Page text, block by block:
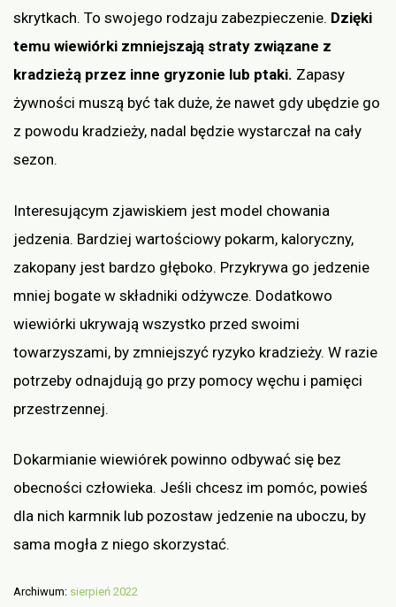
skrytkach. To swojego rodzaju zabezpieczenie. Dzięki
temu wiewiórki zmniejszają straty związane z
kradzieżą przez inne gryzonie lub ptaki. Zapasy
żywności muszą być tak duże, że nawet gdy ubędzie go
z powodu kradzieży, nadal będzie wystarczał na cały
sezon.
Interesującym zjawiskiem jest model chowania
jedzenia. Bardziej wartościowy pokarm, kaloryczny,
zakopany jest bardzo głęboko. Przykrywa go jedzenie
mniej bogate w składniki odżywcze. Dodatkowo
wiewiórki ukrywają wszystko przed swoimi
towarzyszami, by zmniejszyć ryzyko kradzieży. W razie
potrzeby odnajdują go przy pomocy węchu i pamięci
przestrzennej.
Dokarmianie wiewiórek powinno odbywać się bez
obecności człowieka. Jeśli chcesz im pomóc, powieś
dla nich karmnik lub pozostaw jedzenie na uboczu, by
sama mogła z niego skorzystać.
Archiwum: sierpień 2022